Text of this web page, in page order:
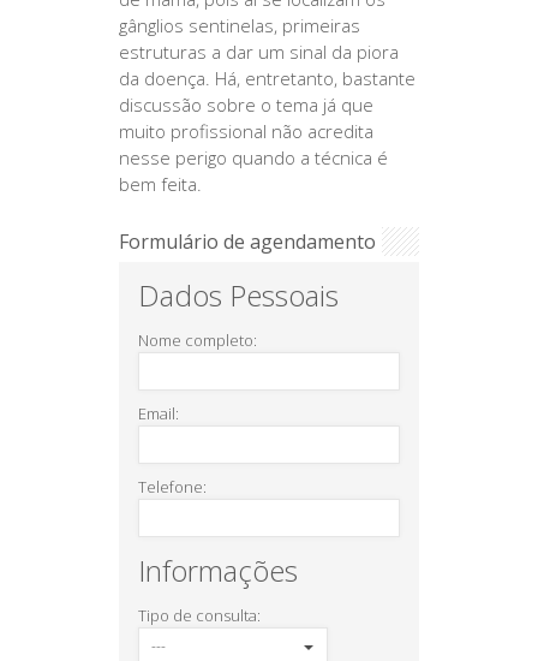
gânglios sentinelas, primeiras
estruturas a dar um sinal da piora
da doença. Há, entretanto, bastante
discussão sobre o tema já que
muito profissional não acredita
nesse perigo quando a técnica é
bem feita.
Formulário de agendamento
Dados Pessoais
Nome completo:
Email:
Telefone:
Informações
Tipo de consulta: